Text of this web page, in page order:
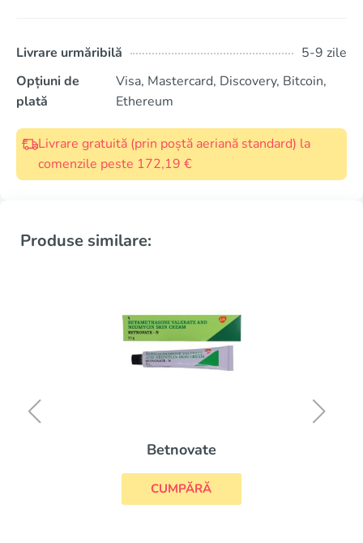
Livrare urmăribilă
5-9 zile
Opțiuni de
plată
Visa, Mastercard, Discovery, Bitcoin,
Ethereum
Livrare gratuită (prin poștă aeriană standard) la
comenzile peste 172,19 €
Produse similare:
Betnovate
CUMPĂRĂ